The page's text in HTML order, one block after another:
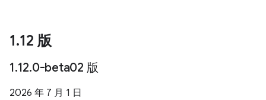
1.12 版
1.12.0-beta02 版
2026 年 7 月 1 日